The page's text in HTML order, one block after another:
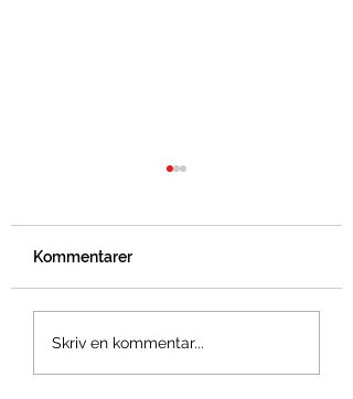
Bidrag från
Sparbankstiftelsen
Kommentarer
Skriv en kommentar...